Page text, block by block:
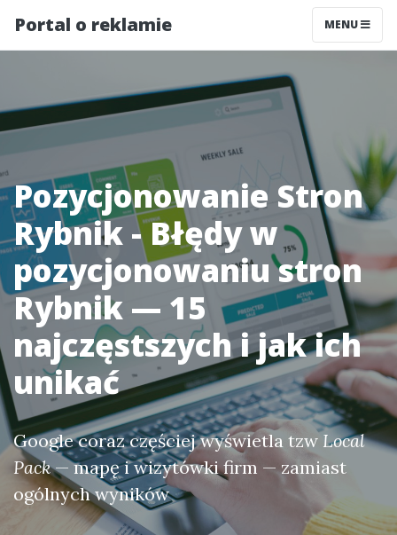
Portal o reklamie MENU
Pozycjonowanie Stron
Rybnik - Błędy w
pozycjonowaniu stron
Rybnik — 15
najczęstszych i jak ich
unikać
Google coraz częściej wyświetla tzw Local
Pack— mapę i wizytówki firm — zamiast
ogólnych wyników